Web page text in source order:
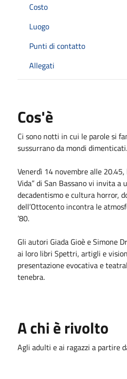
Costo
Luogo
Punti di contatto
Allegati
Cos'è
Ci sono notti in cui le parole si
sussurrano da mondi
Venerdì 14 novembre alle 20.45,
Vida” di San Bassano vi invita a
decadentismo e cultura horror,
dell’Ottocento incontra le
’80.
Gli autori Giada Gioè e Simone
ai loro libri Spettri, artigli e
presentazione evocativa e
tenebra.
A chi è rivolto
Agli adulti e ai ragazzi a partire